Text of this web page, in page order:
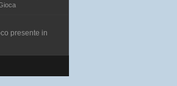
presente in